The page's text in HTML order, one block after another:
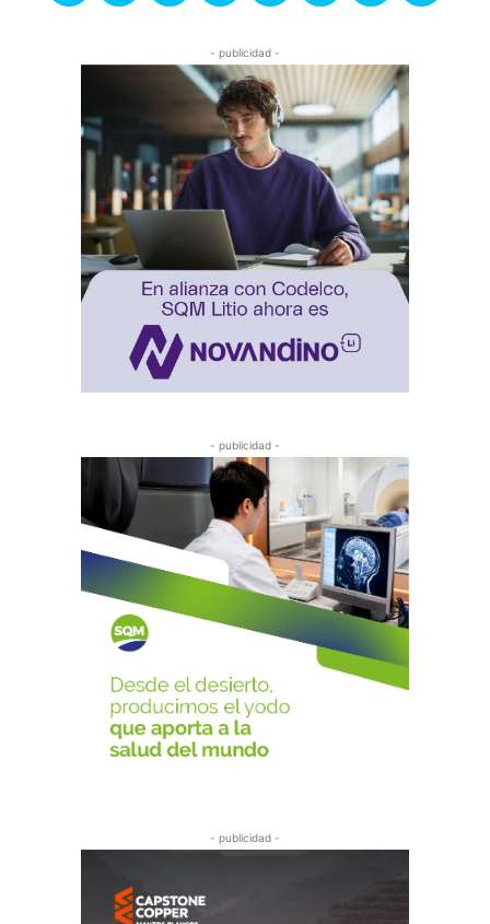
- publicidad -
- publicidad -
- publicidad -